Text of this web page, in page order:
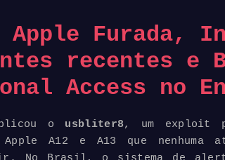
Apple Furada,
recentes e
Access no
o usbliter8, um exploit
Apple A12 e A13 que nenhuma